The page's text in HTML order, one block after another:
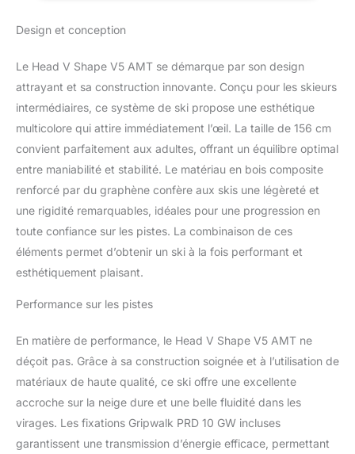
Design et conception
Le Head V Shape V5 AMT se démarque par son design
attrayant et sa construction innovante. Conçu pour les skieurs
intermédiaires, ce système de ski propose une esthétique
multicolore qui attire immédiatement l’œil. La taille de 156 cm
convient parfaitement aux adultes, offrant un équilibre optimal
entre maniabilité et stabilité. Le matériau en bois composite
renforcé par du graphène confère aux skis une légèreté et
une rigidité remarquables, idéales pour une progression en
toute confiance sur les pistes. La combinaison de ces
éléments permet d’obtenir un ski à la fois performant et
esthétiquement plaisant.
Performance sur les pistes
En matière de performance, le Head V Shape V5 AMT ne
déçoit pas. Grâce à sa construction soignée et à l’utilisation de
matériaux de haute qualité, ce ski offre une excellente
accroche sur la neige dure et une belle fluidité dans les
virages. Les fixations Gripwalk PRD 10 GW incluses
garantissent une transmission d’énergie efficace, permettant